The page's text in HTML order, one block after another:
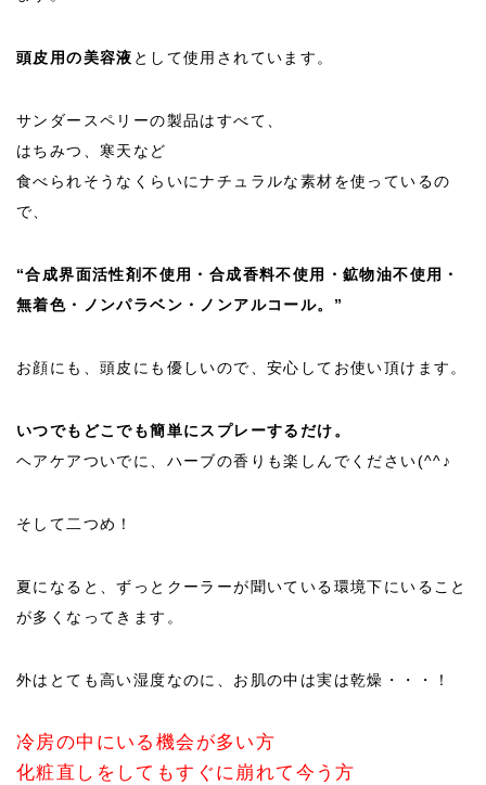
頭皮用の美容液 として使用されています。
サンダースペリーの製品はすべて、
はちみつ、寒天など
食べられそうなくらいにナチュラルな素材を使っているの
で、
“合成界面活性剤不使用・合成香料不使用・鉱物油不使用・
無着色・ノンパラベン・ノンアルコール。”
お顔にも、頭皮にも優しいので、安心してお使い頂けます。
いつでもどこでも簡単にスプレーするだけ。
ヘアケアついでに、ハーブの香りも楽しんでください(^^♪
そして二つめ！
夏になると、ずっとクーラーが聞いている環境下にいること
が多くなってきます。
外はとても高い湿度なのに、お肌の中は実は乾燥・・・！
冷房の中にいる機会が多い方
化粧直しをしてもすぐに崩れて今う方